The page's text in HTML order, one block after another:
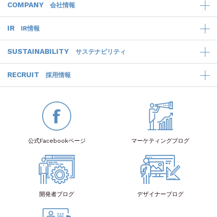
COMPANY 会社情報
IR IR情報
SUSTAINABILITY サステナビリティ
RECRUIT 採用情報
公式Facebookページ マーケティングブログ
開発者ブログ デザイナーブログ